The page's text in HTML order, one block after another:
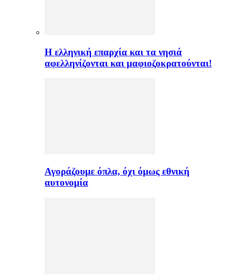
H ελληνική επαρχία και τα νησιά
αφελληνίζονται και μαφιοζοκρατούνται!
Αγοράζουμε όπλα, όχι όμως εθνική
αυτονομία